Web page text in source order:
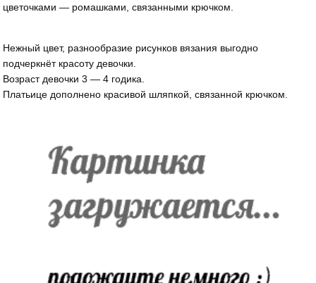
цветочками — ромашками, связанными крючком.
Нежный цвет, разнообразие рисунков вязания выгодно
подчеркнёт красоту девочки.
Возраст девочки 3 — 4 годика.
Платьице дополнено красивой шляпкой, связанной крючком.